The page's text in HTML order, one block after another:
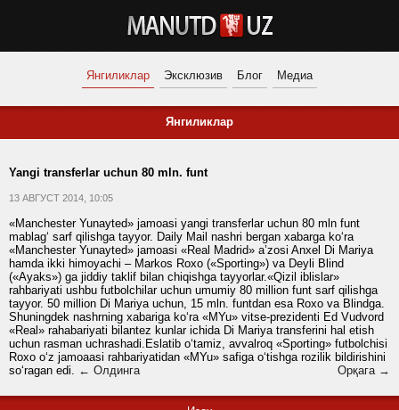
Янгиликлар Эксклюзив Блог Медиа
Янгиликлар
Yangi transferlar uchun 80 mln. funt
13 АВГУСТ 2014, 10:05
«Manchester Yunayted» jamoasi yangi transferlar uchun 80 mln funt
mablag‘ sarf qilishga tayyor. Daily Mail nashri bergan xabarga ko‘ra
«Manchester Yunayted» jamoasi «Real Madrid» a’zosi Anxel Di Mariya
hamda ikki himoyachi – Markos Roxo («Sporting») va Deyli Blind
(«Ayaks») ga jiddiy taklif bilan chiqishga tayyorlar.«Qizil iblislar»
rahbariyati ushbu futbolchilar uchun umumiy 80 million funt sarf qilishga
tayyor. 50 million Di Mariya uchun, 15 mln. funtdan esa Roxo va Blindga.
Shuningdek nashrning xabariga ko‘ra «MYu» vitse-prezidenti Ed Vudvord
«Real» rahabariyati bilantez kunlar ichida Di Mariya transferini hal etish
uchun rasman uchrashadi.Eslatib o‘tamiz, avvalroq «Sporting» futbolchisi
Roxo o‘z jamoaasi rahbariyatidan «MYu» safiga o‘tishga rozilik bildirishini
so‘ragan edi. ← Олдинга Орқага →